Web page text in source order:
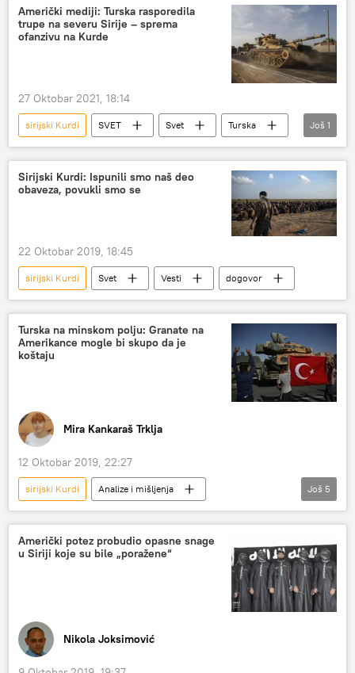
Aleksandar Lavrentjev
Rusija
kontigent
Amerika
pregovori
Američki mediji: Turska rasporedila
trupe na severu Sirije – sprema
ofanzivu na Kurde
27 Oktobar 2021, 18:14
sirijski Kurdi SVET Svet
Turska
Sirija
Još 1
Sirijski Kurdi: Ispunili smo naš deo
obaveza, povukli smo se
22 Oktobar 2019, 18:45
sirijski Kurdi Svet Vesti dogovor
Turska na minskom polju: Granate na
Amerikance mogle bi skupo da je
koštaju
Mira Kankaraš Trklja
12 Oktobar 2019, 22:27
sirijski Kurdi
Analize i mišljenja
Komentari i Analitika
američke trupe
turska artiljerija
posledice
sankcije Turskoj
Još 5
Američki potez probudio opasne snage
u Siriji koje su bile „poražene“
Nikola Joksimović